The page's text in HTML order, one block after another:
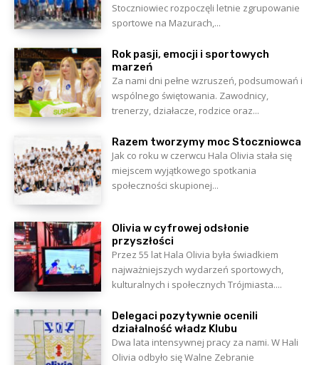
Stoczniowiec rozpoczęli letnie zgrupowanie
sportowe na Mazurach,...
Rok pasji, emocji i sportowych
marzeń
Za nami dni pełne wzruszeń, podsumowań i
wspólnego świętowania. Zawodnicy,
trenerzy, działacze, rodzice oraz...
Razem tworzymy moc Stoczniowca
Jak co roku w czerwcu Hala Olivia stała się
miejscem wyjątkowego spotkania
społeczności skupionej...
Olivia w cyfrowej odsłonie
przyszłości
Przez 55 lat Hala Olivia była świadkiem
najważniejszych wydarzeń sportowych,
kulturalnych i społecznych Trójmiasta....
Delegaci pozytywnie ocenili
działalność władz Klubu
Dwa lata intensywnej pracy za nami. W Hali
Olivia odbyło się Walne Zebranie